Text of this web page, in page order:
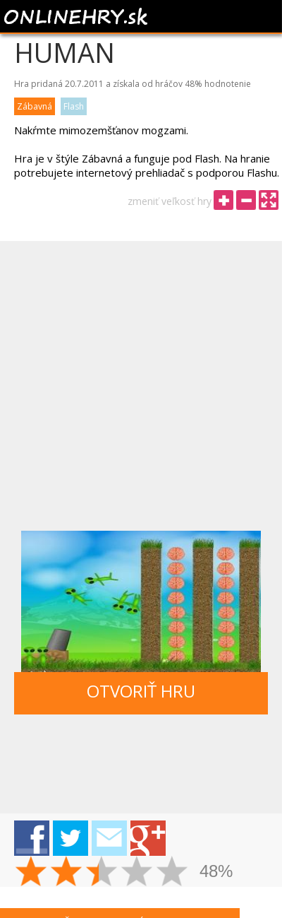
FEED ME BRAINS
HUMAN
Hra pridaná 20.7.2011 a získala od hráčov 48% hodnotenie
Zábavná
Flash
Nakŕmte mimozemšťanov mogzami.
Hra je v štýle Zábavná a funguje pod Flash. Na hranie
potrebujete internetový prehliadač s podporou Flashu.
zmeniť veľkosť hry
OTVORIŤ HRU
48%